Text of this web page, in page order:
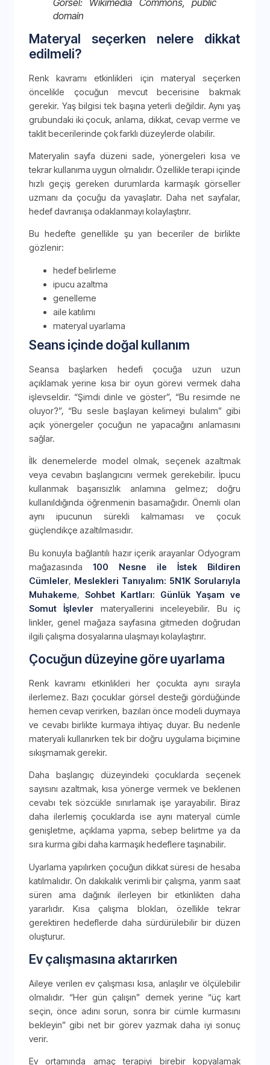
Görsel: Wikimedia Commons, public
domain
Materyal seçerken nelere dikkat
edilmeli?
Renk kavramı etkinlikleri için materyal seçerken
öncelikle çocuğun mevcut becerisine bakmak
gerekir. Yaş bilgisi tek başına yeterli değildir. Aynı yaş
grubundaki iki çocuk, anlama, dikkat, cevap verme ve
taklit becerilerinde çok farklı düzeylerde olabilir.
Materyalin sayfa düzeni sade, yönergeleri kısa ve
tekrar kullanıma uygun olmalıdır. Özellikle terapi içinde
hızlı geçiş gereken durumlarda karmaşık görseller
uzmanı da çocuğu da yavaşlatır. Daha net sayfalar,
hedef davranışa odaklanmayı kolaylaştırır.
Bu hedefte genellikle şu yan beceriler de birlikte
gözlenir:
hedef belirleme
ipucu azaltma
genelleme
aile katılımı
materyal uyarlama
Seans içinde doğal kullanım
Seansa başlarken hedefi çocuğa uzun uzun
açıklamak yerine kısa bir oyun görevi vermek daha
işlevseldir. “Şimdi dinle ve göster”, “Bu resimde ne
oluyor?”, “Bu sesle başlayan kelimeyi bulalım” gibi
açık yönergeler çocuğun ne yapacağını anlamasını
sağlar.
İlk denemelerde model olmak, seçenek azaltmak
veya cevabın başlangıcını vermek gerekebilir. İpucu
kullanmak başarısızlık anlamına gelmez; doğru
kullanıldığında öğrenmenin basamağıdır. Önemli olan
aynı ipucunun sürekli kalmaması ve çocuk
güçlendikçe azaltılmasıdır.
Bu konuyla bağlantılı hazır içerik arayanlar Odyogram
mağazasında 100 Nesne ile İstek Bildiren
Cümleler, Meslekleri Tanıyalım: 5N1K Sorularıyla
Muhakeme, Sohbet Kartları: Günlük Yaşam ve
Somut İşlevler materyallerini inceleyebilir. Bu iç
linkler, genel mağaza sayfasına gitmeden doğrudan
ilgili çalışma dosyalarına ulaşmayı kolaylaştırır.
Çocuğun düzeyine göre uyarlama
Renk kavramı etkinlikleri her çocukta aynı sırayla
ilerlemez. Bazı çocuklar görsel desteği gördüğünde
hemen cevap verirken, bazıları önce modeli duymaya
ve cevabı birlikte kurmaya ihtiyaç duyar. Bu nedenle
materyali kullanırken tek bir doğru uygulama biçimine
sıkışmamak gerekir.
Daha başlangıç düzeyindeki çocuklarda seçenek
sayısını azaltmak, kısa yönerge vermek ve beklenen
cevabı tek sözcükle sınırlamak işe yarayabilir. Biraz
daha ilerlemiş çocuklarda ise aynı materyal cümle
genişletme, açıklama yapma, sebep belirtme ya da
sıra kurma gibi daha karmaşık hedeflere taşınabilir.
Uyarlama yapılırken çocuğun dikkat süresi de hesaba
katılmalıdır. On dakikalık verimli bir çalışma, yarım saat
süren ama dağınık ilerleyen bir etkinlikten daha
yararlıdır. Kısa çalışma blokları, özellikle tekrar
gerektiren hedeflerde daha sürdürülebilir bir düzen
oluşturur.
Ev çalışmasına aktarırken
Aileye verilen ev çalışması kısa, anlaşılır ve ölçülebilir
olmalıdır. “Her gün çalışın” demek yerine “üç kart
seçin, önce adını sorun, sonra bir cümle kurmasını
bekleyin” gibi net bir görev yazmak daha iyi sonuç
verir.
Ev ortamında amaç terapiyi birebir kopyalamak